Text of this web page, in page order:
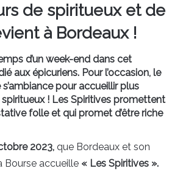
de spiritueux et de
à Bordeaux !
d’un week-end dans cet
aux épicuriens. Pour l’occasion, le
pour accueillir plus
! Les Spiritives promettent
folle et qui promet d’être riche
2023, que Bordeaux et son
Bourse accueille « Les Spiritives ».